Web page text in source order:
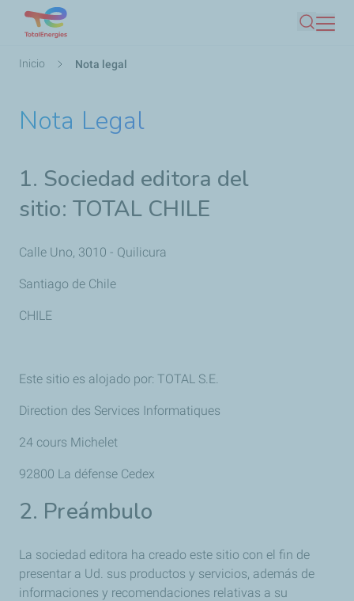
Buscar
Ruta
Inicio Nota legal
Nota Legal
1. Sociedad editora del
sitio: TOTAL CHILE
Calle Uno, 3010 - Quilicura
Santiago de Chile
CHILE
Este sitio es alojado por: TOTAL S.E.
Direction des Services Informatiques
24 cours Michelet
92800 La défense Cedex
2. Preámbulo
La sociedad editora ha creado este sitio con el fin de
presentar a Ud. sus productos y servicios, además de
informaciones y recomendaciones relativas a su